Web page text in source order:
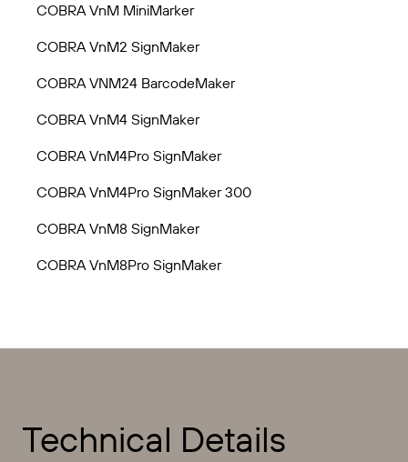
COBRA VnM MiniMarker
COBRA VnM2 SignMaker
COBRA VNM24 BarcodeMaker
COBRA VnM4 SignMaker
COBRA VnM4Pro SignMaker
COBRA VnM4Pro SignMaker 300
COBRA VnM8 SignMaker
COBRA VnM8Pro SignMaker
Technical Details